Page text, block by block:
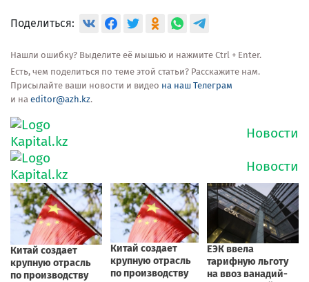
Поделиться:
Нашли ошибку? Выделите её мышью и нажмите Ctrl + Enter.
Есть, чем поделиться по теме этой статьи? Расскажите нам.
Присылайте ваши новости и видео на наш Телеграм
и на editor@azh.kz.